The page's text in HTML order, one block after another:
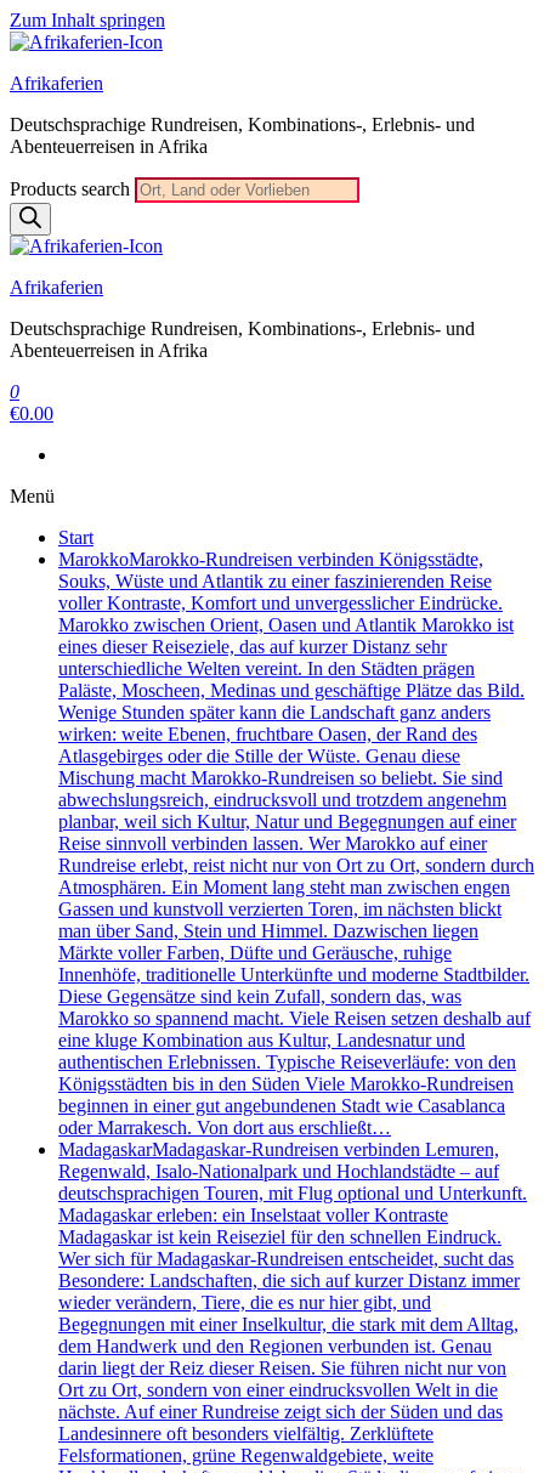
Zum Inhalt springen
Afrikaferien
Deutschsprachige Rundreisen, Kombinations-, Erlebnis- und
Abenteuerreisen in Afrika
Products search
Afrikaferien
Deutschsprachige Rundreisen, Kombinations-, Erlebnis- und
Abenteuerreisen in Afrika
0
€0.00
Menü
Start
MarokkoMarokko-Rundreisen verbinden Königsstädte,
Souks, Wüste und Atlantik zu einer faszinierenden Reise
voller Kontraste, Komfort und unvergesslicher Eindrücke.
Marokko zwischen Orient, Oasen und Atlantik Marokko ist
eines dieser Reiseziele, das auf kurzer Distanz sehr
unterschiedliche Welten vereint. In den Städten prägen
Paläste, Moscheen, Medinas und geschäftige Plätze das Bild.
Wenige Stunden später kann die Landschaft ganz anders
wirken: weite Ebenen, fruchtbare Oasen, der Rand des
Atlasgebirges oder die Stille der Wüste. Genau diese
Mischung macht Marokko-Rundreisen so beliebt. Sie sind
abwechslungsreich, eindrucksvoll und trotzdem angenehm
planbar, weil sich Kultur, Natur und Begegnungen auf einer
Reise sinnvoll verbinden lassen. Wer Marokko auf einer
Rundreise erlebt, reist nicht nur von Ort zu Ort, sondern durch
Atmosphären. Ein Moment lang steht man zwischen engen
Gassen und kunstvoll verzierten Toren, im nächsten blickt
man über Sand, Stein und Himmel. Dazwischen liegen
Märkte voller Farben, Düfte und Geräusche, ruhige
Innenhöfe, traditionelle Unterkünfte und moderne Stadtbilder.
Diese Gegensätze sind kein Zufall, sondern das, was
Marokko so spannend macht. Viele Reisen setzen deshalb auf
eine kluge Kombination aus Kultur, Landesnatur und
authentischen Erlebnissen. Typische Reiseverläufe: von den
Königsstädten bis in den Süden Viele Marokko-Rundreisen
beginnen in einer gut angebundenen Stadt wie Casablanca
oder Marrakesch. Von dort aus erschließt…
MadagaskarMadagaskar-Rundreisen verbinden Lemuren,
Regenwald, Isalo-Nationalpark und Hochlandstädte – auf
deutschsprachigen Touren, mit Flug optional und Unterkunft.
Madagaskar erleben: ein Inselstaat voller Kontraste
Madagaskar ist kein Reiseziel für den schnellen Eindruck.
Wer sich für Madagaskar-Rundreisen entscheidet, sucht das
Besondere: Landschaften, die sich auf kurzer Distanz immer
wieder verändern, Tiere, die es nur hier gibt, und
Begegnungen mit einer Inselkultur, die stark mit dem Alltag,
dem Handwerk und den Regionen verbunden ist. Genau
darin liegt der Reiz dieser Reisen. Sie führen nicht nur von
Ort zu Ort, sondern von einer eindrucksvollen Welt in die
nächste. Auf einer Rundreise zeigt sich der Süden und das
Landesinnere oft besonders vielfältig. Zerklüftete
Felsformationen, grüne Regenwaldgebiete, weite